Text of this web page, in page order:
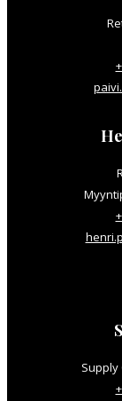
Supply